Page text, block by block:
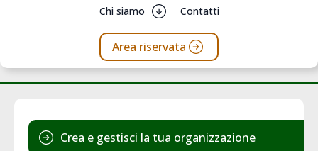
Chi siamo Contatti
Area riservata
Crea e gestisci la tua organizzazione